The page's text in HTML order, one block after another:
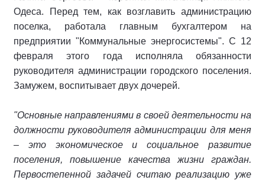
Одеса. Перед тем, как возглавить администрацию
поселка, работала главным бухгалтером на
предприятии "Коммунальные энергосистемы". С 12
февраля этого года исполняла обязанности
руководителя администрации городского поселения.
Замужем, воспитывает двух дочерей.
"Основные направлениями в своей деятельности на
должности руководителя администрации для меня
– это экономическое и социальное развитие
поселения, повышение качества жизни граждан.
Первостепенной задачей считаю реализацию уже